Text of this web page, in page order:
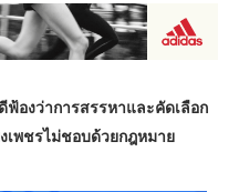
องว่าการสรรหาและคัดเลือก
เพชรไม่ชอบด้วยกฎหมาย